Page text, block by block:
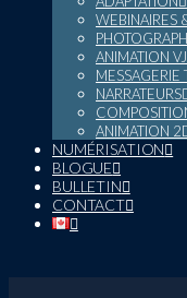
WEBINAIRES
ANIMATION VJ
NARRATEURS
ANIMATION
NUMÉRISATION
BLOGUE
BULLETIN
CONTACT